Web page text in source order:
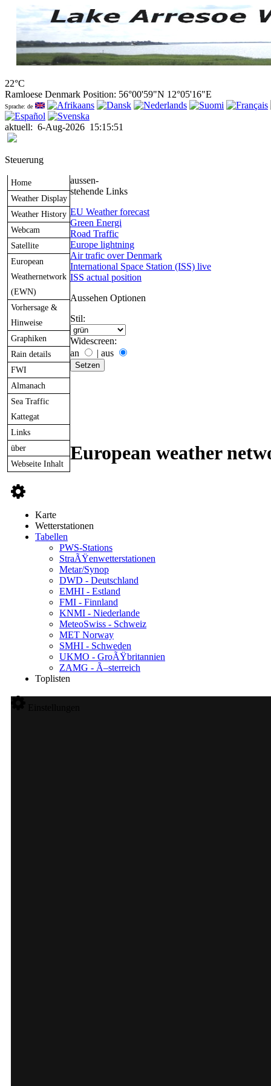
22°C
Ramloese Denmark Position: 56°00'59"N 12°05'16"E
Sprache: de
aktuell: 6-Aug-2026 15:15:51
Steuerung
Home
Weather Display
Weather History
Webcam
Satellite
European
Weathernetwork
(EWN)
Vorhersage &
Hinweise
Graphiken
Rain details
FWI
Almanach
Sea Traffic
Kattegat
Links
über
Webseite Inhalt
aussen-
stehende Links
EU Weather forecast
Green Energi
Road Traffic
Europe lightning
Air trafic over Denmark
International Space Station (ISS) live
ISS actual position
Aussehen Optionen
Stil:
Widescreen:
an
| aus
European weather
Karte
Wetterstationen
Tabellen
PWS-Stations
StraÃŸenwetterstationen
Metar/Synop
DWD - Deutschland
EMHI - Estland
FMI - Finnland
KNMI - Niederlande
MeteoSwiss - Schweiz
MET Norway
SMHI - Schweden
UKMO - GroÃŸbritannien
ZAMG - Ã–sterreich
Toplisten